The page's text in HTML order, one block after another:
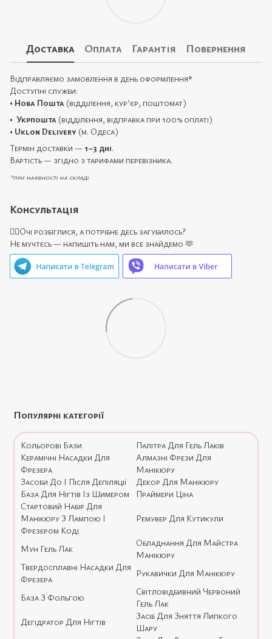
Доставка Оплата Гарантія Повернення
Відправляємо замовлення в день оформлення*
Доступні служби:
• Нова Пошта (відділення, кур’єр, поштомат)
• Укрпошта (відділення, відправка при 100% оплаті)
• Uklon Delivery (м. Одеса)
Термін доставки — 1–3 дні.
Вартість — згідно з тарифами перевізника.
*при наявності на складі
Консультація
🙋‍♀️Очі розбіглися, а потрібне десь загубилось?
Не мучтесь — напишіть нам, ми все знайдемо 🫶
Популярні категорії
Кольорові Бази
Палітра Для Гель Лаків
Керамічні Насадки Для
Фрезера
Алмазні Фрези Для
Манікюру
Засоби До І Після Депіляції
Декор Для Манікюру
База Для Нігтів Із Шимером
Праймери Ціна
Стартовий Набір Для
Манікюру З Лампою І
Фрезером Коді
Ремувер Для Кутикули
Мун Гель Лак
Обладнання Для Майстра
Манікюру
Твердосплавні Насадки Для
Фрезера
Рукавички Для Манікюру
База З Фольгою
Світловідбивний Червоний
Гель Лак
Дегідратор Для Нігтів
Засіб Для Зняття Липкого
Шару